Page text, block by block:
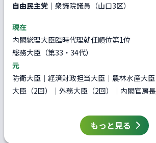
自由民主党 ｜衆議院議員（山口3区）
現在
内閣総理大臣臨時代理就任順位第1位
総務大臣（第33・34代）
元
防衛大臣｜経済財政担当大臣｜農林水産大
大臣（2回）｜外務大臣（2回）｜内閣官房長
もっと見る